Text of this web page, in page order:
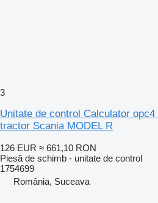
3
Unitate de control Calculator
tractor Scania MODEL R
126 EUR ≈ 661,10 RON
Piesă de schimb - unitate de control
1754699
România, Suceava